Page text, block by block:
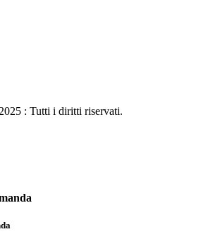
: Tutti i diritti riservati.